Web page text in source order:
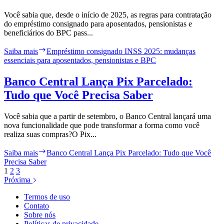
Você sabia que, desde o início de 2025, as regras para contratação
do empréstimo consignado para aposentados, pensionistas e
beneficiários do BPC pass...
Saiba mais
Empréstimo consignado INSS 2025: mudanças
essenciais para aposentados, pensionistas e BPC
Banco Central Lança Pix Parcelado:
Tudo que Você Precisa Saber
Você sabia que a partir de setembro, o Banco Central lançará uma
nova funcionalidade que pode transformar a forma como você
realiza suas compras?O Pix...
Saiba mais
Banco Central Lança Pix Parcelado: Tudo que Você
Precisa Saber
1 2 3
Próxima
Termos de uso
Contato
Sobre nós